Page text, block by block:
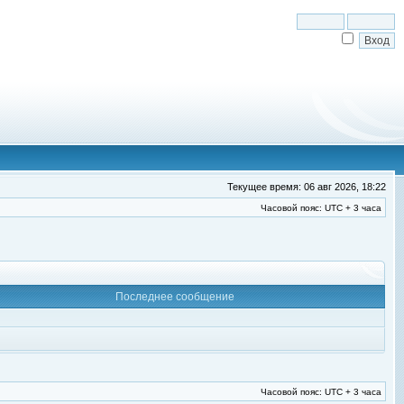
Текущее время: 06 авг 2026, 18:22
Часовой пояс: UTC + 3 часа
Последнее сообщение
Часовой пояс: UTC + 3 часа